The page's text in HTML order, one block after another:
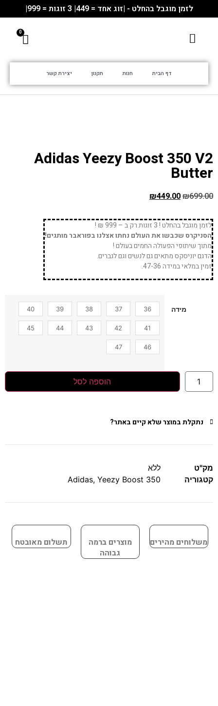
לזמן מוגבל בהחלט - |זוג אחד = 449| 3 זוגות = 999|
דף הבית חנות תקנון יצירת קשר
Adidas Yeezy Boost 350 V2
Butter
₪699.00
₪449.00
לזמן מוגבל בהחלט ! 3 זוגות רק ב – 999 ₪ !
הסניקרס שכבשו את העולם נחתו אצלנו בפוראבר מותגים!
מתוך שיתופי הפעולה החמים בעולם !
הדגם יוניסקס מתאים גם לנשים וגם לגברים.
זמין במלאי במידה 47-36.
מידה 36
37
38
39
40
41
42
43
44
45
46
47
הוספה לסל
נתקלת במוצר שלא קיים באתר?
מק"ט
ללא
קטגוריה
Adidas, Yeezy Boost 350
משלוחים מהירים
מוצרים ברמה
גבוהה
תשלום מאובטח